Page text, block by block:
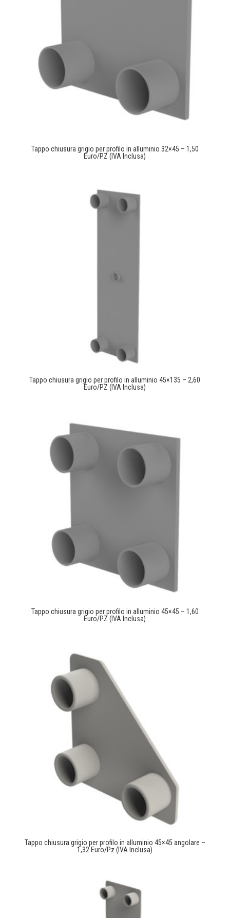
Tappo chiusura grigio per profilo in alluminio 32×45 – 1,50
Euro/PZ (IVA Inclusa)
Tappo chiusura grigio per profilo in alluminio 45×135 – 2,60
Euro/PZ (IVA Inclusa)
Tappo chiusura grigio per profilo in alluminio 45×45 – 1,60
Euro/PZ (IVA Inclusa)
Tappo chiusura grigio per profilo in alluminio 45×45 angolare –
1,32 Euro/Pz (IVA Inclusa)